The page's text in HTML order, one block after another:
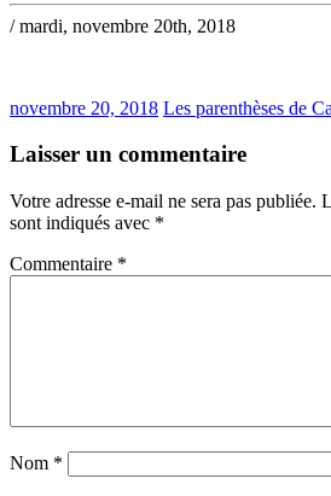
/ mardi, novembre 20th, 2018
novembre 20, 2018 Les parenthèses de
Laisser un commentaire
Votre adresse e-mail ne sera pas publiée.
sont indiqués avec *
Commentaire *
Nom *